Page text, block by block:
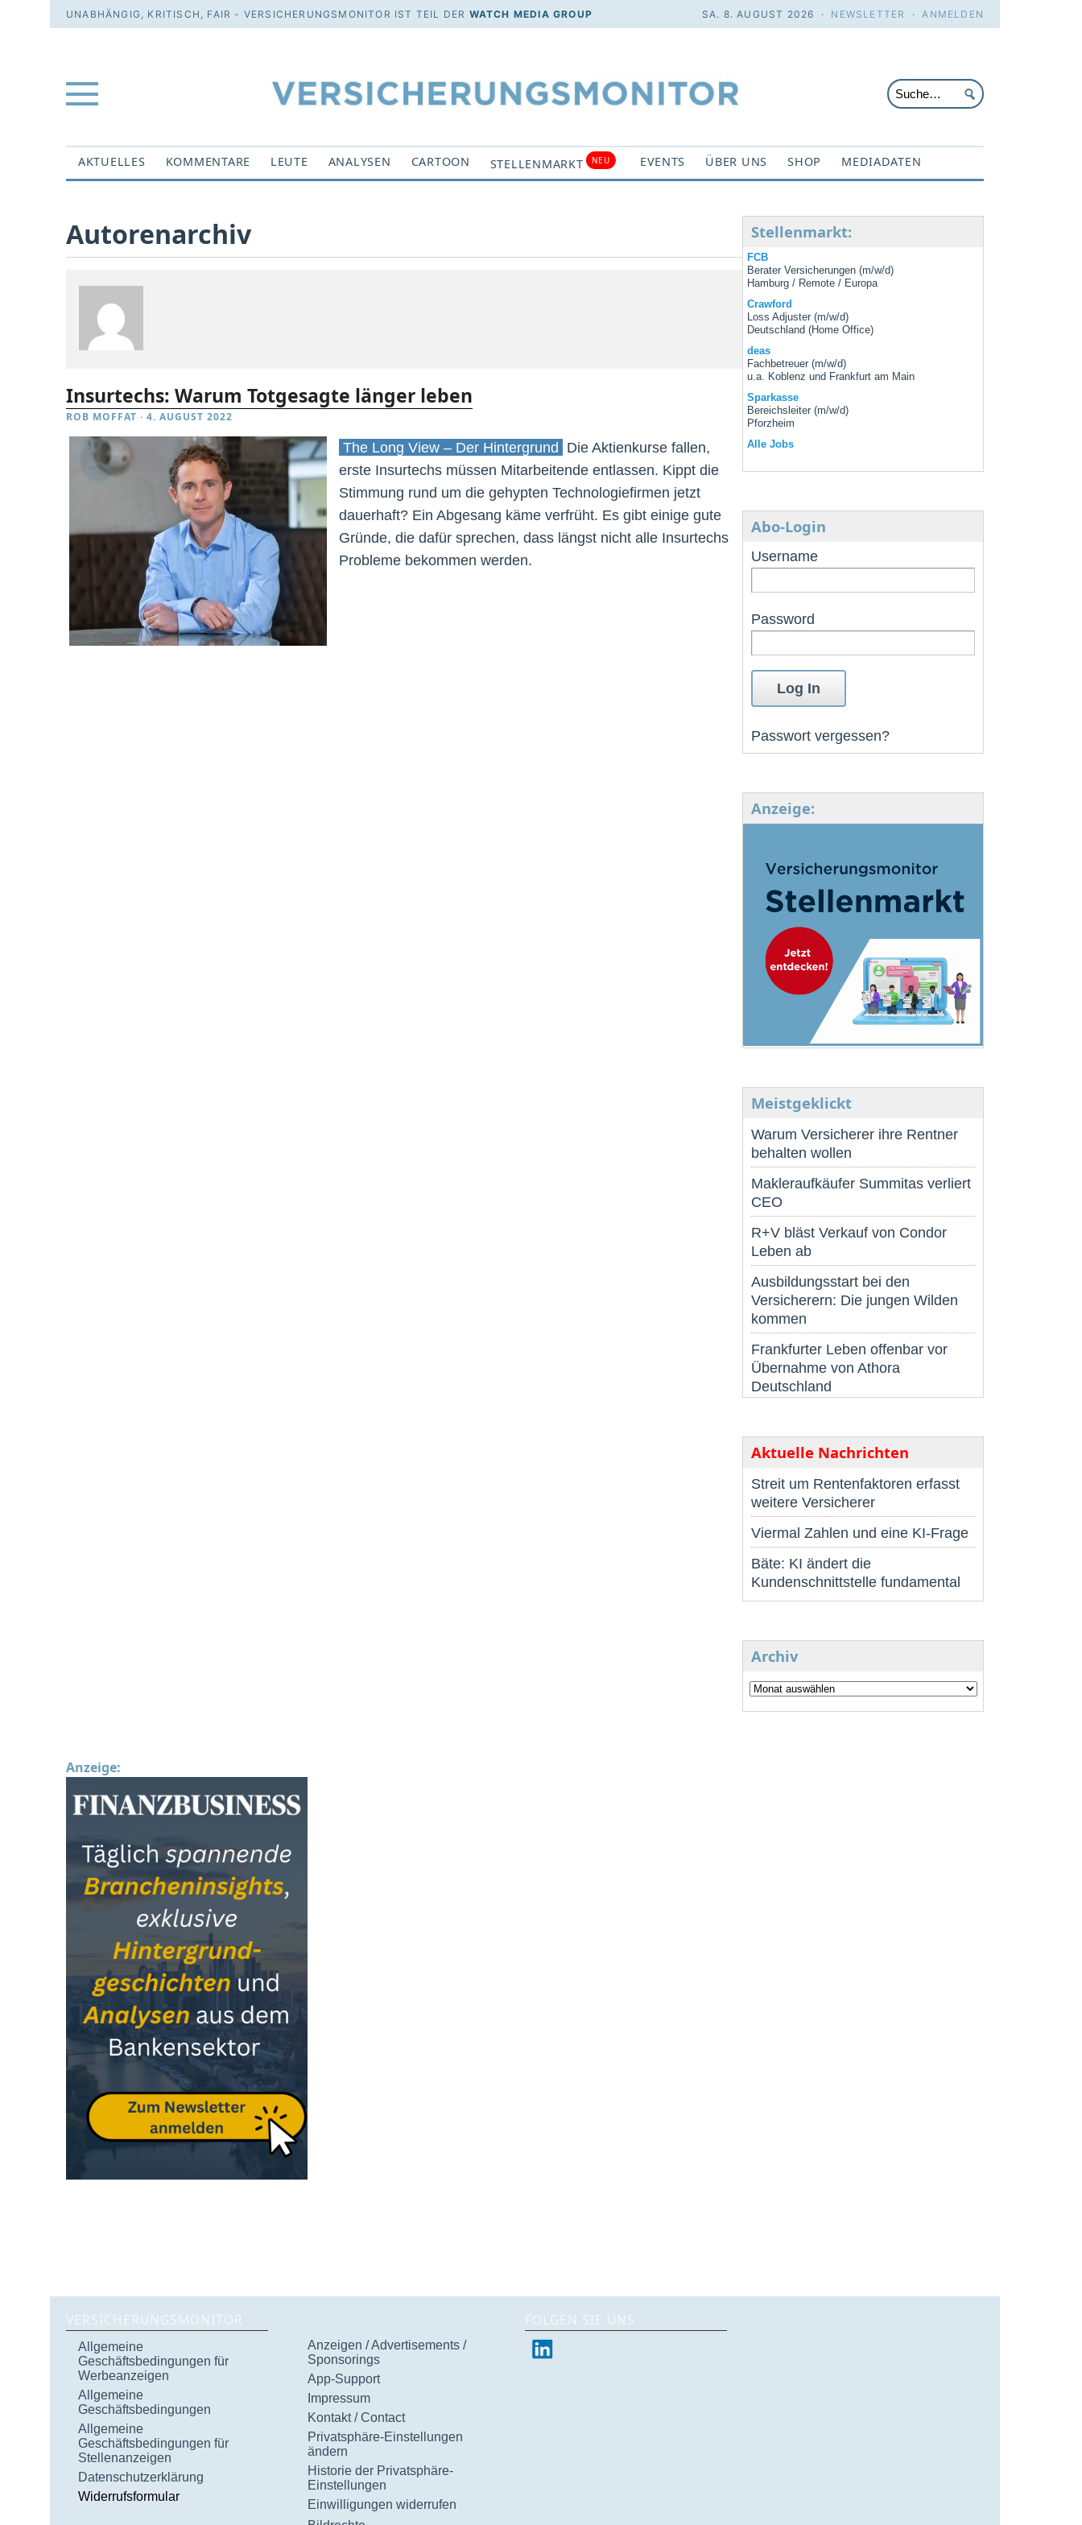
UNABHÄNGIG, KRITISCH, FAIR - VERSICHERUNGSMONITOR IST TEIL DER WATCH MEDIA GROUP SA. 8. AUGUST 2026 · NEWSLETTER ·ANMELDEN
AKTUELLES KOMMENTARE LEUTE ANALYSEN CARTOON STELLENMARKT NEU EVENTS ÜBER UNS SHOP MEDIADATEN
Autorenarchiv
Insurtechs: Warum Totgesagte länger leben
ROB MOFFAT · 4. AUGUST 2022
The Long View – Der Hintergrund Die Aktienkurse fallen,
erste Insurtechs müssen Mitarbeitende entlassen. Kippt die
Stimmung rund um die gehypten Technologiefirmen jetzt
dauerhaft? Ein Abgesang käme verfrüht. Es gibt einige gute
Gründe, die dafür sprechen, dass längst nicht alle Insurtechs
Probleme bekommen werden.
Stellenmarkt:
FCB
Berater Versicherungen (m/w/d)
Hamburg / Remote / Europa
Crawford
Loss Adjuster (m/w/d)
Deutschland (Home Office)
deas
Fachbetreuer (m/w/d)
u.a. Koblenz und Frankfurt am Main
Sparkasse
Bereichsleiter (m/w/d)
Pforzheim
Alle Jobs
Abo-Login
Username
Password
Passwort vergessen?
Anzeige:
Meistgeklickt
Warum Versicherer ihre Rentner
behalten wollen
Makleraufkäufer Summitas verliert
CEO
R+V bläst Verkauf von Condor
Leben ab
Ausbildungsstart bei den
Versicherern: Die jungen Wilden
kommen
Frankfurter Leben offenbar vor
Übernahme von Athora
Deutschland
Aktuelle Nachrichten
Streit um Rentenfaktoren erfasst
weitere Versicherer
Viermal Zahlen und eine KI-Frage
Bäte: KI ändert die
Kundenschnittstelle fundamental
Archiv
Anzeige:
VERSICHERUNGSMONITOR
Allgemeine
Geschäftsbedingungen für
Werbeanzeigen
Allgemeine
Geschäftsbedingungen
Allgemeine
Geschäftsbedingungen für
Stellenanzeigen
Datenschutzerklärung
Widerrufsformular
Anzeigen / Advertisements /
Sponsorings
App-Support
Impressum
Kontakt / Contact
Privatsphäre-Einstellungen
ändern
Historie der Privatsphäre-
Einstellungen
Einwilligungen widerrufen
FOLGEN SIE UNS